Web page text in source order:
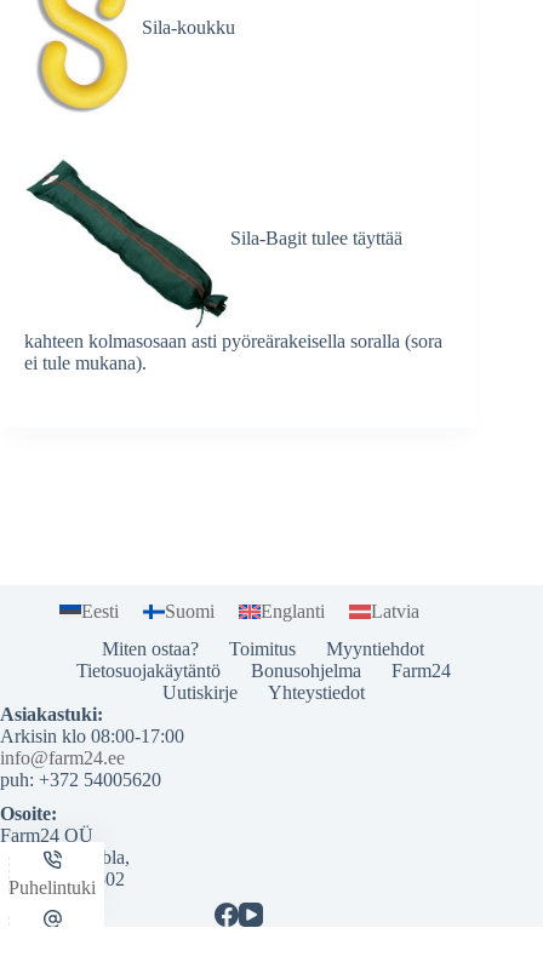
Sila-koukku
Sila-Bagit tulee täyttää
kahteen kolmasosaan asti pyöreärakeisella soralla (sora
ei tule mukana).
Eesti Suomi Englanti
Latvia
Miten ostaa?
Toimitus
Myyntiehdot
Tietosuojakäytäntö
Bonusohjelma
Farm24
Uutiskirje
Yhteystiedot
Asiakastuki:
Arkisin klo 08:00-17:00
info@farm24.ee
puh: +372 54005620
Osoite:
Farm24 OÜ
Pikk 37b Ambla,
Järvamaa 73502
Puhelintuki